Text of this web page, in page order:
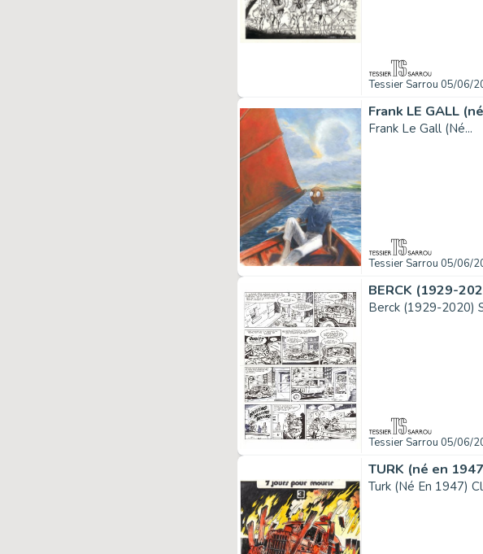
Tessier Sarrou 05/06/
Frank LE GALL
Frank Le Gall (Né...
Tessier Sarrou 05/06/
BERCK (1929-
Berck (1929-2020)
Tessier Sarrou 05/06/
TURK (né en
Turk (Né En 1947)